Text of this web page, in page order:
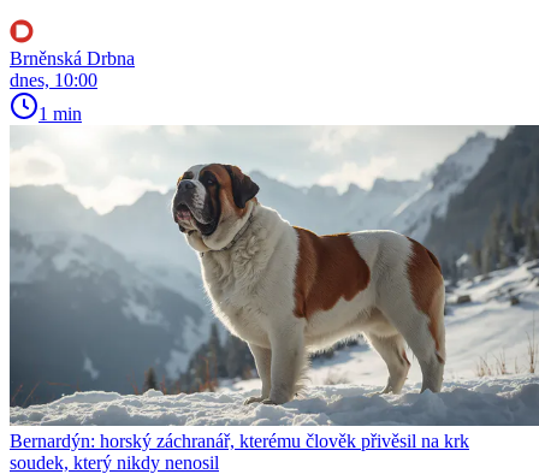
Brněnská Drbna
dnes, 10:00
1 min
Bernardýn: horský záchranář, kterému člověk přivěsil na krk
soudek, který nikdy nenosil